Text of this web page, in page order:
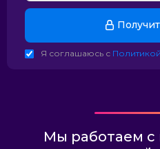
Я соглашаюсь с
Мы работаем